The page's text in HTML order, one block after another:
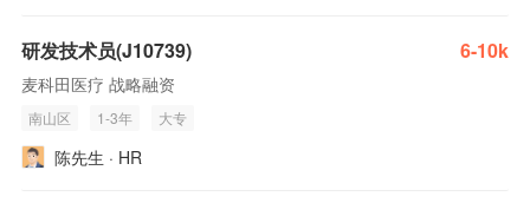
研发技术员(J10739) 6-10k
麦科田医疗 战略融资
南山区 1-3年 大专
陈先生 · HR